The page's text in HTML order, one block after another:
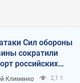
Сил обороны
сократили
российских
Клименко 2,1 т.